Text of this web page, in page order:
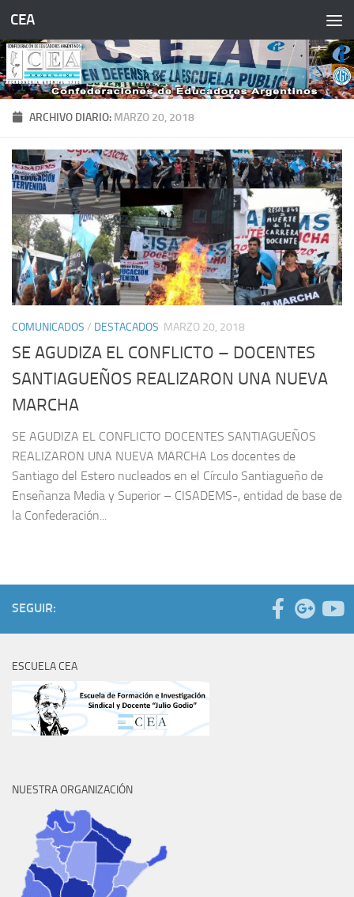
Saltar al contenido
CEA
ARCHIVO DIARIO: MARZO 20, 2018
COMUNICADOS / DESTACADOS MARZO 20, 2018
SE AGUDIZA EL CONFLICTO – DOCENTES
SANTIAGUEÑOS REALIZARON UNA NUEVA
MARCHA
SE AGUDIZA EL CONFLICTO DOCENTES SANTIAGUEÑOS
REALIZARON UNA NUEVA MARCHA Los docentes de
Santiago del Estero nucleados en el Círculo Santiagueño de
Enseñanza Media y Superior – CISADEMS-, entidad de base de
la Confederación...
SEGUIR:
ESCUELA CEA
NUESTRA ORGANIZACIÓN